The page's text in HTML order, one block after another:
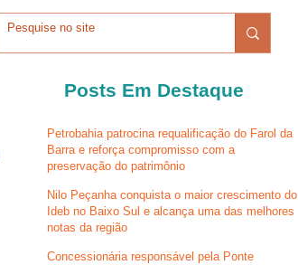
Posts Em Destaque
Petrobahia patrocina requalificação do Farol da
Barra e reforça compromisso com a
preservação do patrimônio
Nilo Peçanha conquista o maior crescimento do
Ideb no Baixo Sul e alcança uma das melhores
notas da região
Concessionária responsável pela Ponte